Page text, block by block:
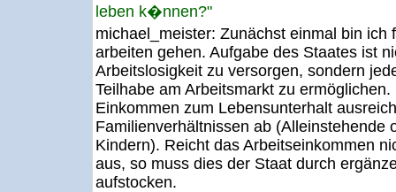
leben k�nnen?"
michael_meister: Zunächst einmal bin ich
arbeiten gehen. Aufgabe des Staates ist
Arbeitslosigkeit zu versorgen, sondern
Teilhabe am Arbeitsmarkt zu
Einkommen zum Lebensunterhalt
Familienverhältnissen ab (Alleinstehende
Kindern). Reicht das Arbeitseinkommen
aus, so muss dies der Staat durch
aufstocken.